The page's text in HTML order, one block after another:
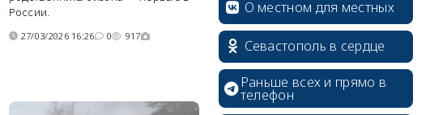
России.
27/03/2026 16:26 0 917
О местном для местных
Севастополь в сердце
Раньше всех и прямо в
телефон